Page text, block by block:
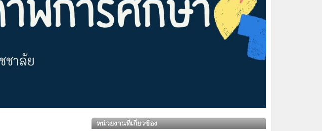
หน่วยงานที่เกี่ยวข้อง